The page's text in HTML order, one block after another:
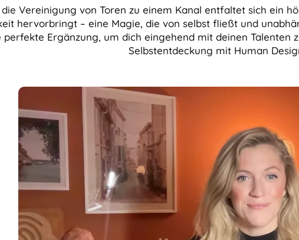
Vereinigung von Toren zu einem Kanal entfaltet sich ein
hervorbringt – eine Magie, die von selbst fließt und
perfekte Ergänzung, um dich eingehend mit deinen
Selbstentdeckung mit Human